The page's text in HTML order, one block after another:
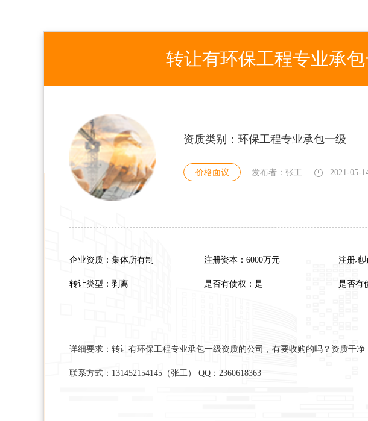
转让有环保工程专业承
资质类别：环保工程专业承包一级
价格面议 发布者：张工 2021-05-
企业资质：集体所有制 注册资本：6000万元 注册地
转让类型：剥离 是否有债权：是 是否有
详细要求：转让有环保工程专业承包一级资质的公司，有要收购的吗？资质干
联系方式：131452154145（张工） QQ：2360618363